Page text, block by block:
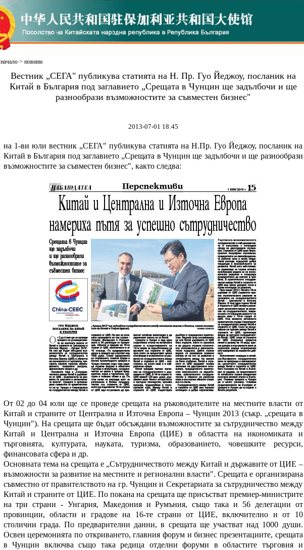
начало> новини
Вестник „СЕГА" публикува статията на Н. Пр. Гуо Йеджоу, посланик на
Китай в България под заглавието „Срещата в Чунцин ще задълбочи и ще
разнообрази възможностите за съвместен бизнес"
2013-07-01 18:45
на 1-ви юли вестник „СЕГА" публикува статията на Н.Пр. Гуо Йеджоу, посланик на
Китай в България под заглавието „Срещата в Чунцин ще задълбочи и ще разнообрази
възможностите за съвместен бизнес", както следва:
От 02 до 04 юли ще се проведе срещата на ръководителите на местните власти от
Китай и страните от Централна и Източна Европа – Чунцин 2013 (съкр. „срещата в
Чунцин"). На срещата ще бъдат обсъждани възможностите за сътрудничество между
Китай и Централна и Източна Европа (ЦИЕ) в областта на икономиката и
търговията, културата, науката, туризма, образованието, човешките ресурси,
финансовата сфера и др.
Основната тема на срещата е „Сътрудничеството между Китай и държавите от ЦИЕ –
възможности за развитие на местните и регионални власти". Срещата е организирана
съвместно от правителството на гр. Чунцин и Секретариата за сътрудничество между
Китай и страните от ЦИЕ. По покана на срещата ще присъстват премиер-министрите
на три страни - Унгария, Македония и Румъния, също така и 56 делегации от
провинции, области и градове на 16-те страни от ЦИЕ, включително и от 10
столични града. По предварителни данни, в срещата ще участват над 1000 души.
Освен церемонията по откриването, главния форум и бизнес презентациите, срещата
в Чунцин включва също така редица отделни форуми в областите търговия и